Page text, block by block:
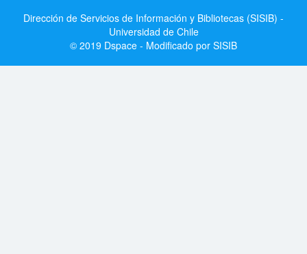
Dirección de Servicios de Información y Bibliotecas (SISIB) -
Universidad de Chile
© 2019 Dspace - Modificado por SISIB